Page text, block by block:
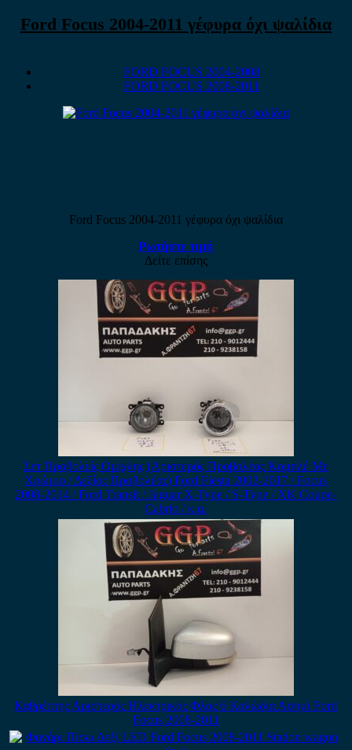
Ford Focus 2004-2011 γέφυρα όχι ψαλίδια
FORD FOCUS 2004-2008
FORD FOCUS 2008-2011
Ford Focus 2004-2011 γέφυρα όχι ψαλίδια
Ρωτήστε τιμή
Δείτε επίσης
Σετ Προβολείς Ομίχλης (Αριστερός Προβολέας Κομπλέ Με
Χρώμιο / Δεξίος Προβολέας) Ford Fiesta 2002-2017 / Focus
2008-2014 / Ford Transit / Jaguar X-Type / S-Type / XK Coupe-
Cabrio / κ.α.
Καθρέπτης Αριστερός Ηλεκτρικός Φλας 6 Καλώδια Ασημί Ford
Focus 2008-2011